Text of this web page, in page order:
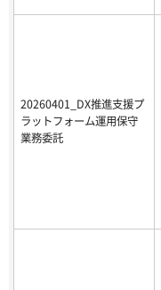
20260401_DX推進支援プ
ラットフォーム運用保守
業務委託